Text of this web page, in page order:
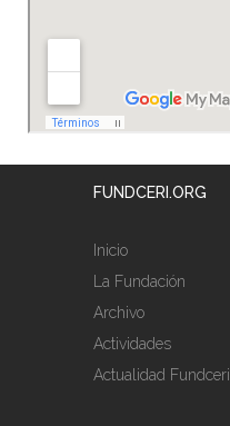
FUNDCERI.ORG
Inicio
La Fundación
Archivo
Actividades
Actualidad Fundceri